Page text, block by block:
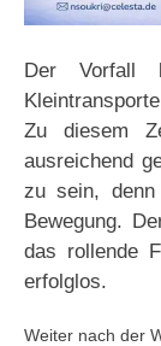
Der Vorfall
Zu diesem
ausreichend
zu sein,
Bewegung.
das rollende
erfolglos.
Weiter nach der